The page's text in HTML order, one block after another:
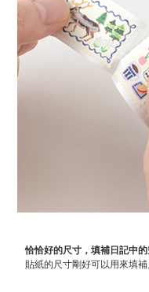
恰恰好的尺寸，填補日記中的
貼紙的尺寸剛好可以用來填